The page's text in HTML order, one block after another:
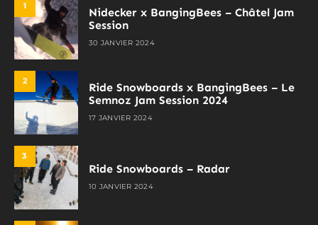
1
Nidecker x BangingBees – Châtel Jam
Session
30 JANVIER 2024
2
Ride Snowboards x BangingBees – Le
Semnoz Jam Session 2024
17 JANVIER 2024
3
Ride Snowboards – Radar
10 JANVIER 2024